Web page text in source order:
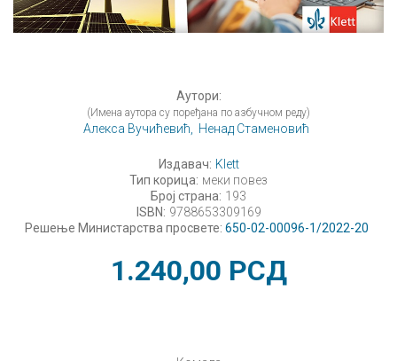
Аутори:
(Имена аутора су поређана по азбучном реду)
Алекса Вучићевић, Ненад Стаменовић
Издавач: Klett
Тип корица: меки повез
Број страна: 193
ISBN: 9788653309169
Решење Министарства просвете: 650-02-00096-1/2022-20
1.240,00 РСД